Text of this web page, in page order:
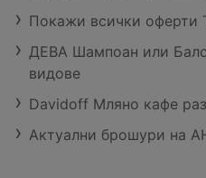
Покажи всички оферти
ДЕВА Шампоан или
видове
Davidoff Мляно кафе
Актуални брошури на